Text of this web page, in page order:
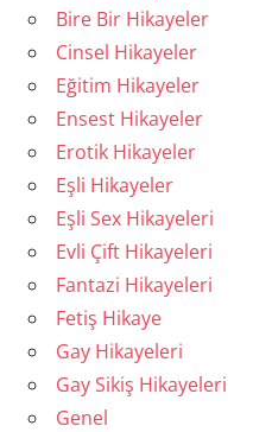
Bire Bir Hikayeler
Cinsel Hikayeler
Eğitim Hikayeler
Ensest Hikayeler
Erotik Hikayeler
Eşli Hikayeler
Eşli Sex Hikayeleri
Evli Çift Hikayeleri
Fantazi Hikayeleri
Fetiş Hikaye
Gay Hikayeleri
Gay Sikiş Hikayeleri
Genel